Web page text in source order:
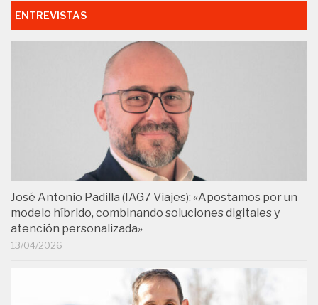
ENTREVISTAS
José Antonio Padilla (IAG7 Viajes): «Apostamos por un
modelo híbrido, combinando soluciones digitales y
atención personalizada»
13/04/2026